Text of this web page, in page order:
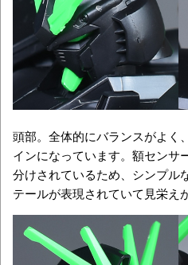
頭部。全体的にバランスがよく
インになっています。額センサ
分けされているため、シンプル
テールが表現されていて見栄え